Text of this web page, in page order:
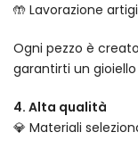
🤲 Lavorazione
Ogni pezzo è
garantirti un
4. Alta qualità
💎 Materiali